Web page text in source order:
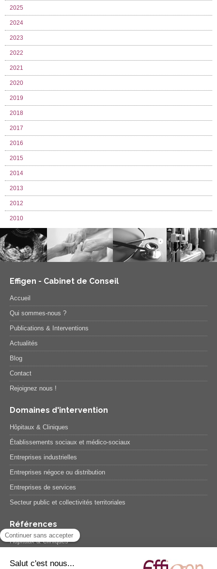
2025
2024
2023
2022
2021
2020
2019
2018
2017
2016
2015
2014
2013
2012
2010
Effigen - Cabinet de Conseil
Accueil
Qui sommes-nous ?
Publications & Interventions
Actualités
Blog
Contact
Rejoignez nous !
Domaines d'intervention
Hôpitaux & Cliniques
Établissements sociaux et médico-sociaux
Entreprises industrielles
Entreprises négoce ou distribution
Entreprises de services
Secteur public et collectivités territoriales
Références
Hôpitaux & Cliniques